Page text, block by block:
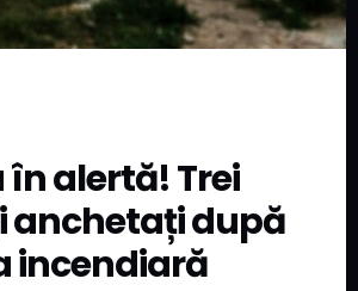
alertă! Trei
anchetați după
incendiară